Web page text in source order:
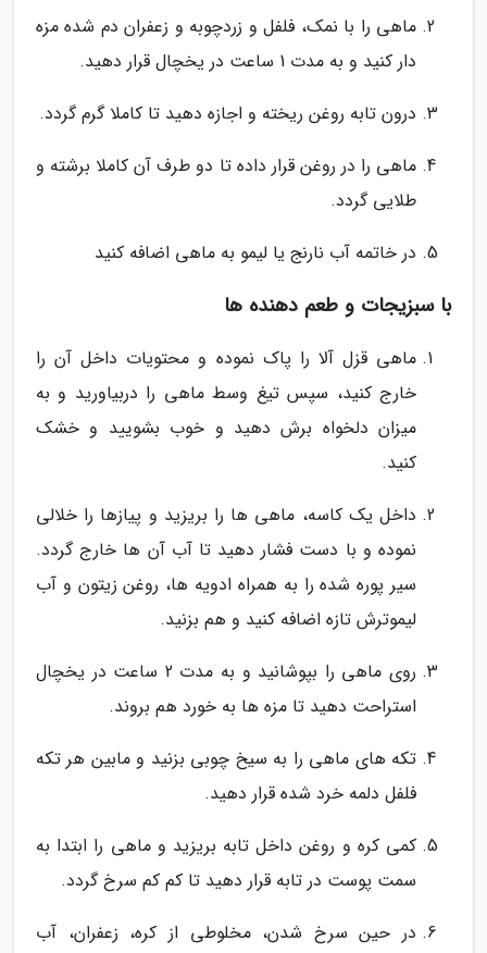
ماهی را با نمک، فلفل و زردچوبه و زعفران دم شده مزه
دار کنید و به مدت 1 ساعت در یخچال قرار دهید.
درون تابه روغن ریخته و اجازه دهید تا کاملا گرم گردد.
ماهی را در روغن قرار داده تا دو طرف آن کاملا برشته و
طلایی گردد.
در خاتمه آب نارنج یا لیمو به ماهی اضافه کنید
با سبزیجات و طعم دهنده ها
ماهی قزل آلا را پاک نموده و محتویات داخل آن را
خارج کنید، سپس تیغ وسط ماهی را دربیاورید و به
میزان دلخواه برش دهید و خوب بشویید و خشک
کنید.
داخل یک کاسه، ماهی ها را بریزید و پیازها را خلالی
نموده و با دست فشار دهید تا آب آن ها خارج گردد.
سیر پوره شده را به همراه ادویه ها، روغن زیتون و آب
لیموترش تازه اضافه کنید و هم بزنید.
روی ماهی را بپوشانید و به مدت 2 ساعت در یخچال
استراحت دهید تا مزه ها به خورد هم بروند.
تکه های ماهی را به سیخ چوبی بزنید و مابین هر تکه
فلفل دلمه خرد شده قرار دهید.
کمی کره و روغن داخل تابه بریزید و ماهی را ابتدا به
سمت پوست در تابه قرار دهید تا کم کم سرخ گردد.
در حین سرخ شدن، مخلوطی از کره، زعفران، آب